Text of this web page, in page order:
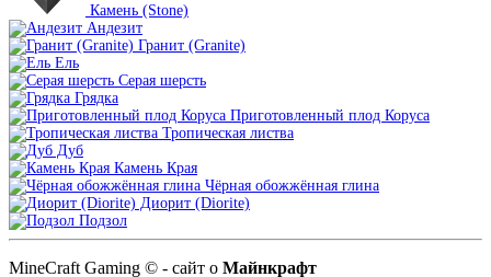
Камень (Stone)
Андезит
Гранит (Granite)
Ель
Серая шерсть
Грядка
Приготовленный плод Коруса
Тропическая листва
Дуб
Камень Края
Чёрная обожжённая глина
Диорит (Diorite)
Подзол
MineCraft Gaming © - сайт о Майнкрафт